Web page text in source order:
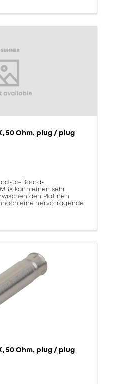
50 Ohm, plug / plug
to-Board-
kann einen sehr
den Platinen
eine hervorragende
50 Ohm, plug / plug